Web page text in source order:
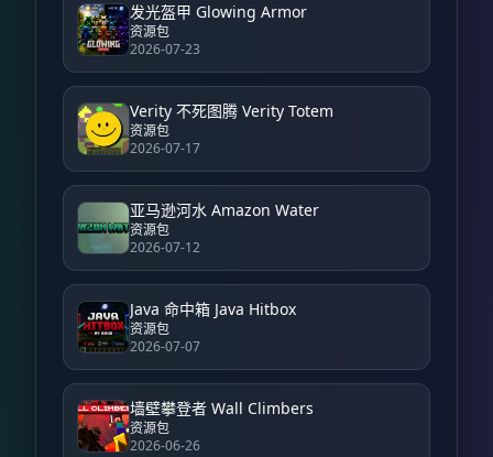
发光盔甲 Glowing Armor
资源包
2026-07-23
Verity 不死图腾 Verity Totem
资源包
2026-07-17
亚马逊河水 Amazon Water
资源包
2026-07-12
Java 命中箱 Java Hitbox
资源包
2026-07-07
墙壁攀登者 Wall Climbers
资源包
2026-06-26